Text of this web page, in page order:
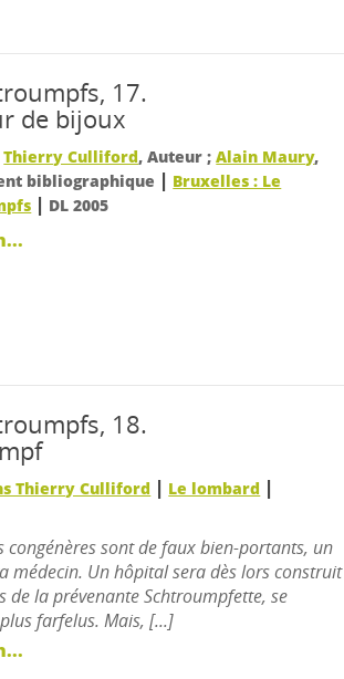
17.
de bijoux
Thierry Culliford, Auteur ;Alain Maury,
bibliographique | Bruxelles : Le
| DL 2005
18.
Thierry Culliford | Le lombard |
congénères sont de faux bien-portants, un
médecin. Un hôpital sera dès lors construit
de la prévenante Schtroumpfette, se
farfelus. Mais, [...]